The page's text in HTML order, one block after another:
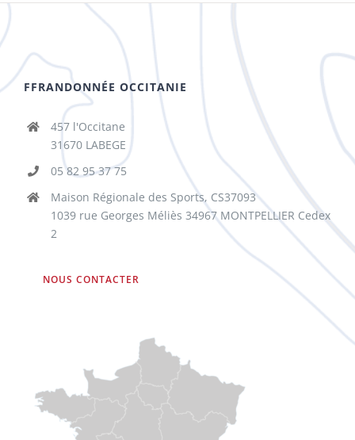
FFRANDONNÉE OCCITANIE
457 l'Occitane
31670 LABEGE
05 82 95 37 75
Maison Régionale des Sports, CS37093
1039 rue Georges Méliès 34967 MONTPELLIER Cedex
2
NOUS CONTACTER